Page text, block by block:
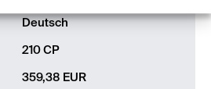
Deutsch
210 CP
359,38 EUR